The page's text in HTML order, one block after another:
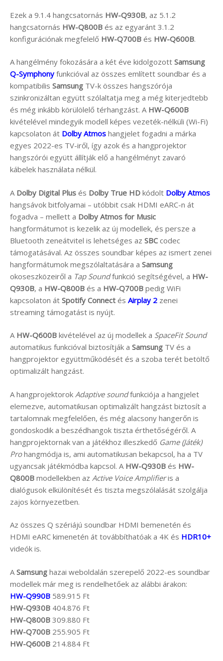
Ezek a 9.1.4 hangcsatornás HW-Q930B, az 5.1.2
hangcsatornás HW-Q800B és az egyaránt 3.1.2
konfigurációnak megfelelő HW-Q700B és HW-Q600B.
A hangélmény fokozására a két éve kidolgozott Samsung
Q-Symphonyfunkcióval az összes említett soundbar és a
kompatibilis Samsung TV-k összes hangszórója
szinkronizáltan együtt szólaltatja meg a még kiterjedtebb
és még inkább körülölelő térhangzást. A HW-Q600B
kivételével mindegyik modell képes vezeték-nélküli (Wi-Fi)
kapcsolaton át Dolby Atmos hangjelet fogadni a márka
egyes 2022-es TV-iről, így azok és a hangprojektor
hangszórói együtt állítják elő a hangélményt zavaró
kábelek használata nélkül.
A Dolby Digital Plus és Dolby True HD kódolt Dolby Atmos
hangsávok bitfolyamai – utóbbit csak HDMI eARC-n át
fogadva – mellett a Dolby Atmos for Music
hangformátumot is kezelik az új modellek, és persze a
Bluetooth zeneátvitel is lehetséges az SBCcodec
támogatásával. Az összes soundbar képes az ismert zenei
hangformátumok megszólaltatására a Samsung
okoseszközeiről a Tap Soundfunkció segítségével, a HW-
Q930B, a HW-Q800B és a HW-Q700B pedig WiFi
kapcsolaton át Spotify Connect és Airplay 2 zenei
streaming támogatást is nyújt.
A HW-Q600B kivételével az új modellek a SpaceFit Sound
automatikus funkcióval biztosítják a Samsung TV és a
hangprojektor együttműködését és a szoba terét betöltő
optimalizált hangzást.
A hangprojektorok Adaptive soundfunkciója a hangjelet
elemezve, automatikusan optimalizált hangzást biztosít a
tartalomnak megfelelően, és még alacsony hangerőn is
gondoskodik a beszédhangok tiszta érthetőségéről. A
hangprojektornak van a játékhoz illeszkedő Game (Játék)
Prohangmódja is, ami automatikusan bekapcsol, ha a TV
ugyancsak játékmódba kapcsol. A HW-Q930B és HW-
Q800B modellekben az Active Voice Amplifieris a
dialógusok elkülönítését és tiszta megszólalását szolgálja
zajos környezetben.
Az összes Q szériájú soundbar HDMI bemenetén és
HDMI eARC kimenetén át továbbíthatóak a 4K és HDR10+
videók is.
A Samsung hazai weboldalán szerepelő 2022-es soundbar
modellek már meg is rendelhetőek az alábbi árakon:
HW-Q990B 589.915 Ft
HW-Q930B 404.876 Ft
HW-Q800B 309.880 Ft
HW-Q700B 255.905 Ft
HW-Q600B 214.884 Ft